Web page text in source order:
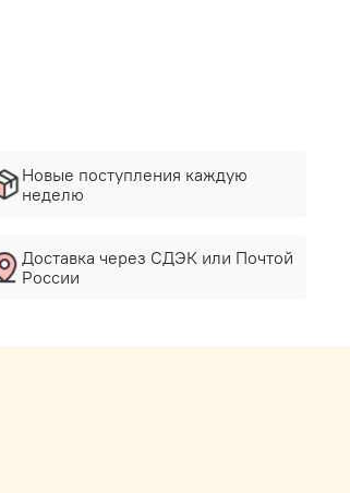
Новые поступления каждую
неделю
Доставка через СДЭК или Почтой
России